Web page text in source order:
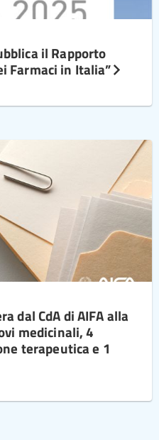
il Rapporto
Farmaci in Italia”
dal CdA di AIFA alla
medicinali, 4
terapeutica e 1